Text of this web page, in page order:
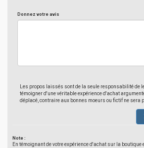
Donnez votre avis
Les propos laissés sont de la seule responsabilité de
témoigner d'une véritable expérience d'achat
déplacé, contraire aux bonnes moeurs ou fictif ne sera
Note :
En témoignant de votre expérience d'achat sur la boutique